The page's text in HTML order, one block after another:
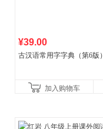
¥39.00
古汉语常用字字典（第6版）
加入购物车